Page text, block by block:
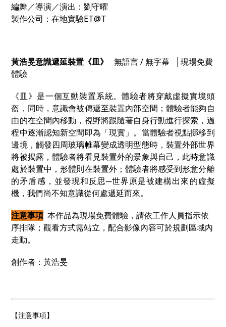
編舞／導演／演出：劉守曜
製作公司：在地實驗ET@T
黃浩旻意識遞延裝置《皿》
無語言 / 無字幕 │現場免費
體驗
《皿》是一個互動裝置系統。體驗者將穿戴虛擬實境頭
盔，同時，意識會被傳遞至裝置內部空間；體驗者能夠自
由的在空間內移動，視野將跟隨著自身行動進行探索，過
程中逐漸認知新空間即為「現實」。 當體驗者視點挪移到
邊境，觸發四周玻璃帷幕變成透明型態時，裝置外部世界
將被揭露，體驗者將看見裝置外的景象與自己，此時意識
處於裝置中，形體則在裝置外；體驗者將感受到形意分離
的矛盾感，並發現和反思─世界原是被建構出來的虛擬
機，我們尚不知意識從何處遞延而來。
注意事項 本作品為現場免費體驗，請依工作人員指示依
序排隊；觀看方式需站立，配合影像內容可於規劃區域內
走動。
創作者：黃浩旻
【注意事項】